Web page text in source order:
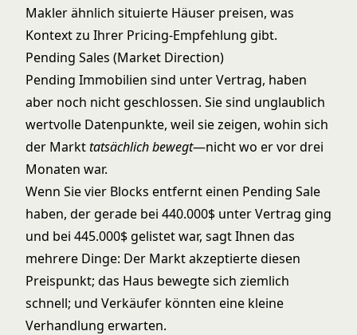
Makler ähnlich situierte Häuser preisen, was
Kontext zu Ihrer Pricing-Empfehlung gibt.
Pending Sales (Market Direction)
Pending Immobilien sind unter Vertrag, haben
aber noch nicht geschlossen. Sie sind unglaublich
wertvolle Datenpunkte, weil sie zeigen, wohin sich
der Markttatsächlich bewegt—nicht wo er vor drei
Monaten war.
Wenn Sie vier Blocks entfernt einen Pending Sale
haben, der gerade bei 440.000$ unter Vertrag ging
und bei 445.000$ gelistet war, sagt Ihnen das
mehrere Dinge: Der Markt akzeptierte diesen
Preispunkt; das Haus bewegte sich ziemlich
schnell; und Verkäufer könnten eine kleine
Verhandlung erwarten.